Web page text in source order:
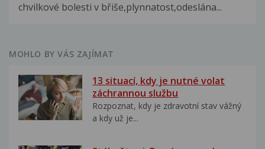
chvilkové bolesti v břiše,plynnatost,odeslána...
MOHLO BY VÁS ZAJÍMAT
13 situací, kdy je nutné volat
záchrannou službu
Rozpoznat, kdy je zdravotní stav vážný
a kdy už je...